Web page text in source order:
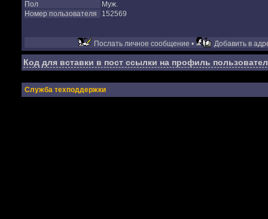
Пол
Муж.
Номер пользователя
152569
Послать личное сообщение • Добавить в
Код для вставки в пост ссылки на профиль
Служба техподдержки